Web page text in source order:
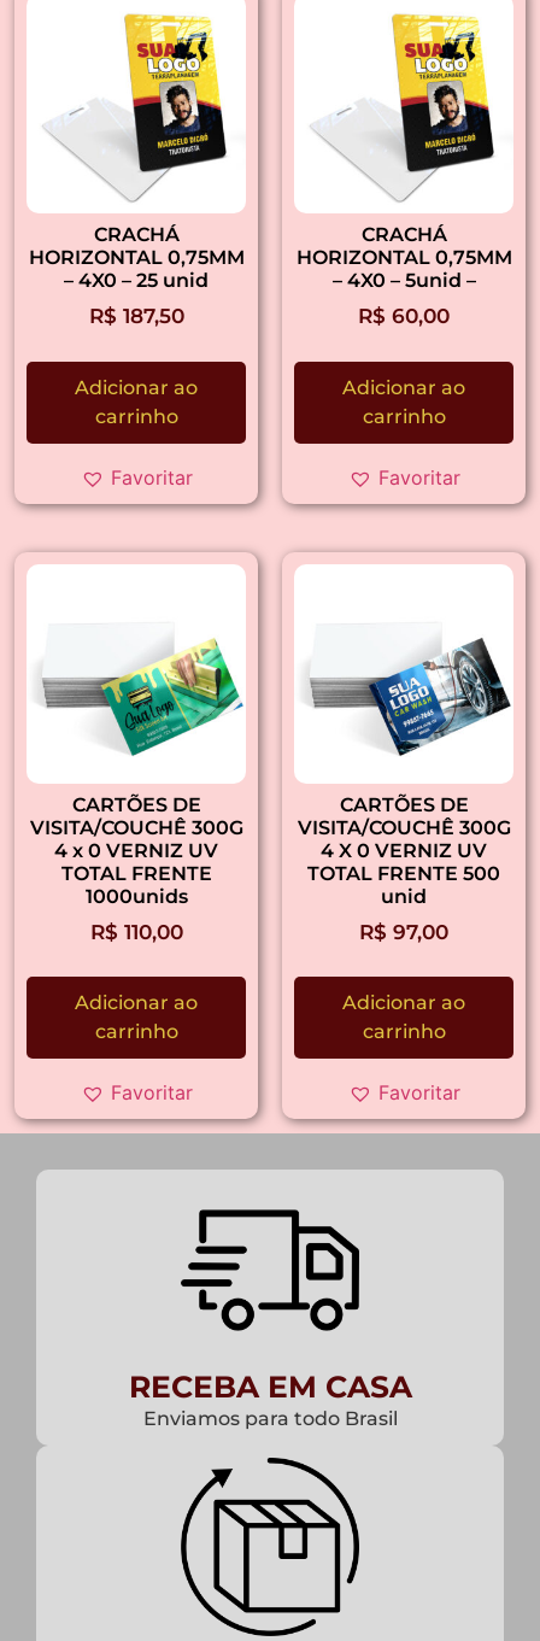
CRACHÁ
HORIZONTAL 0,75MM
– 4X0 – 25 unid
R$ 187,50
Adicionar ao
carrinho
Favoritar
CRACHÁ
HORIZONTAL 0,75MM
– 4X0 – 5unid –
R$ 60,00
Adicionar ao
carrinho
Favoritar
CARTÕES DE
VISITA/COUCHÊ 300G
4 x 0 VERNIZ UV
TOTAL FRENTE
1000unids
R$ 110,00
Adicionar ao
carrinho
Favoritar
CARTÕES DE
VISITA/COUCHÊ 300G
4 X 0 VERNIZ UV
TOTAL FRENTE 500
unid
R$ 97,00
Adicionar ao
carrinho
Favoritar
RECEBA EM CASA
Enviamos para todo Brasil